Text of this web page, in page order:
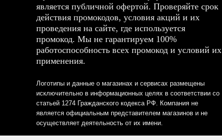
является публичной офертой. Проверяйте срок
действия промокодов, условия акций и их
проведения на сайте, где используется
промокод. Мы не гарантируем 100%
работоспособность всех промокод и условий их
применения.
Логотипы и данные о магазинах и сервисах размещены
исключительно в информационных целях в соответствии со
статьей 1274 Гражданского кодекса РФ. Компания не
является официальным представителем магазинов и не
осуществляет деятельность от их имени.